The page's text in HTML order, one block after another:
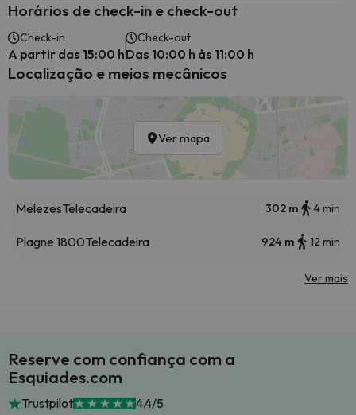
Horários de check-in e check-out
Check-in
A partir das 15:00 h
Check-out
Das 10:00 h às 11:00 h
Localização e meios mecânicos
Ver mapa
MelezesTelecadeira 302 m 4 min
Plagne 1800Telecadeira 924 m 12 min
Ver mais
Reserve com confiança com a
Esquiades.com
Trustpilot 4.4/5